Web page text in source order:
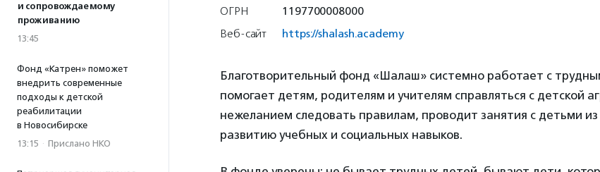
и сопровождаемому
проживанию
13:45
Фонд «Катрен» поможет
внедрить современные
подходы к детской
реабилитации
в Новосибирске
13:15 · Прислано НКО
ОГРН
1197700008000
Веб-сайт
https://shalash.academy
Благотворительный фонд «Шалаш» системно работает с
помогает детям, родителям и учителям справляться с детской
нежеланием следовать правилам, проводит занятия с детьми
развитию учебных и социальных навыков.